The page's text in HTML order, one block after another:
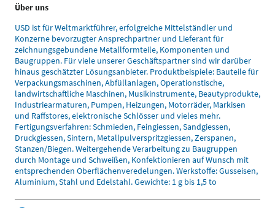
Über uns
USD ist für Weltmarktführer, erfolgreiche Mittelständler und
Konzerne bevorzugter Ansprechpartner und Lieferant für
zeichnungsgebundene Metallformteile, Komponenten und
Baugruppen. Für viele unserer Geschäftspartner sind wir darüber
hinaus geschätzter Lösungsanbieter. Produktbeispiele: Bauteile für
Verpackungsmaschinen, Abfüllanlagen, Operationstische,
landwirtschaftliche Maschinen, Musikinstrumente, Beautyprodukte,
Industriearmaturen, Pumpen, Heizungen, Motorräder, Markisen
und Raffstores, elektronische Schlösser und vieles mehr.
Fertigungsverfahren: Schmieden, Feingiessen, Sandgiessen,
Druckgiessen, Sintern, Metallpulverspritzgiessen, Zerspanen,
Stanzen/Biegen. Weitergehende Verarbeitung zu Baugruppen
durch Montage und Schweißen, Konfektionieren auf Wunsch mit
entsprechenden Oberflächenveredelungen. Werkstoffe: Gusseisen,
Aluminium, Stahl und Edelstahl. Gewichte: 1 g bis 1,5 to